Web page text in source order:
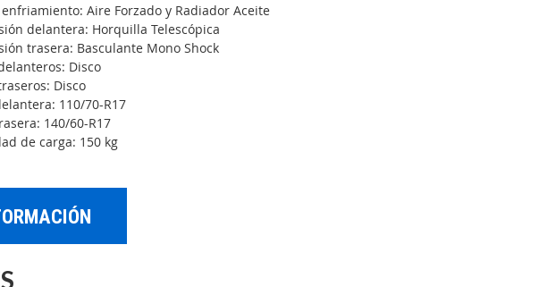
Aire Forzado y Radiador Aceite
delantera: Horquilla Telescópica
trasera: Basculante Mono Shock
Disco
Disco
110/70-R17
140/60-R17
de carga: 150 kg